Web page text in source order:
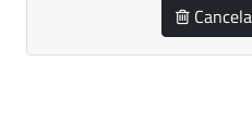
Cancela